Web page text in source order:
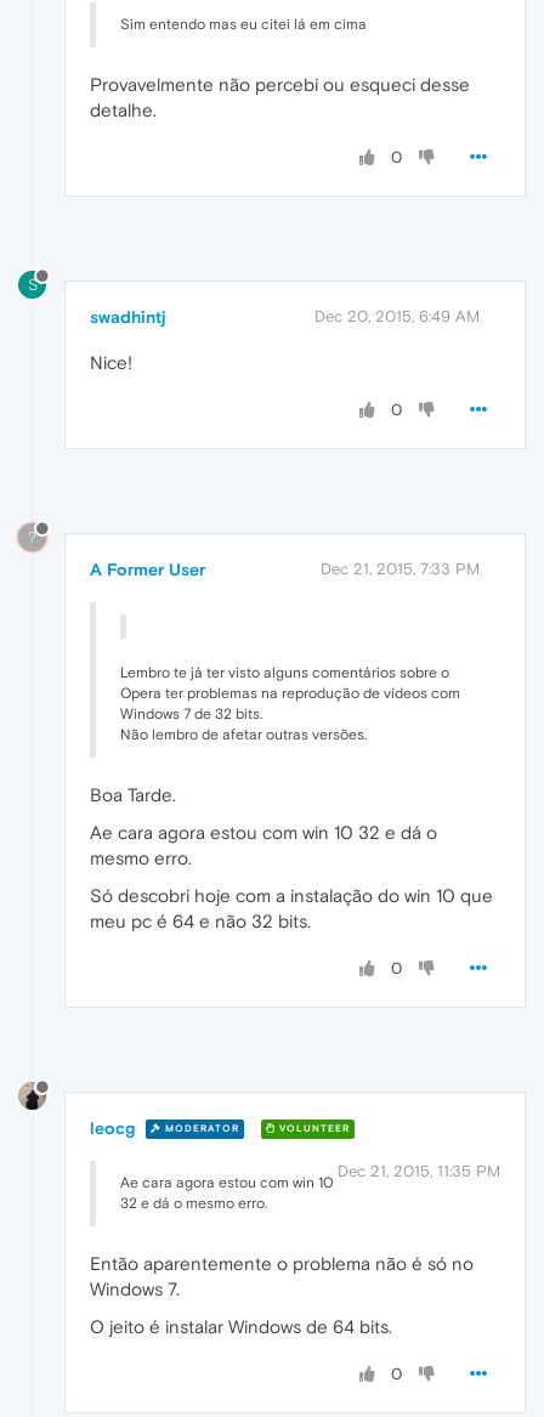
Sim entendo mas eu citei lá em cima
Provavelmente não percebi ou esqueci desse
detalhe.
0
S
swadhintj Dec 20, 2015, 6:49 AM
Nice!
0
?
A Former User Dec 21, 2015, 7:33 PM
Lembro te já ter visto alguns comentários sobre o
Opera ter problemas na reprodução de vídeos com
Windows 7 de 32 bits.
Não lembro de afetar outras versões.
Boa Tarde.
Ae cara agora estou com win 10 32 e dá o
mesmo erro.
Só descobri hoje com a instalação do win 10 que
meu pc é 64 e não 32 bits.
0
leocg MODERATOR VOLUNTEER
Dec 21, 2015, 11:35 PM
Ae cara agora estou com win 10
32 e dá o mesmo erro.
Então aparentemente o problema não é só no
Windows 7.
O jeito é instalar Windows de 64 bits.
0